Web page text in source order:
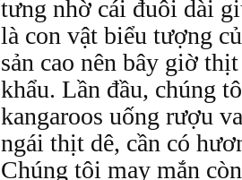
tưng nhờ cái đuôi dài
là con vật biểu tượng
sản cao nên bây giờ
khẩu. Lần đầu, chúng
kangaroos uống rượu
ngái thịt dê, cần có
Chúng tôi may mắn